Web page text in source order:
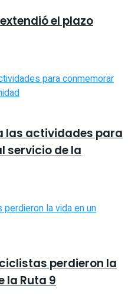
el plazo
las actividades para
servicio de la
perdieron la
la Ruta 9